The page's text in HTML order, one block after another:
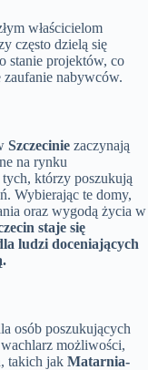
właścicielom
często dzielą się
stanie projektów, co
zaufanie nabywców.
Szczecinie zaczynają
na rynku
którzy poszukują
Wybierając te domy,
oraz wygodą życia w
staje się
ludzi doceniających
osób poszukujących
możliwości,
takich jak Matarnia-